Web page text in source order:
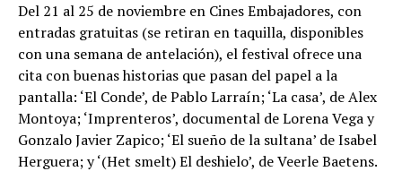
Del 21 al 25 de noviembre en Cines Embajadores, con
entradas gratuitas (se retiran en taquilla, disponibles
con una semana de antelación), el festival ofrece una
cita con buenas historias que pasan del papel a la
pantalla: ‘El Conde’, de Pablo Larraín; ‘La casa’, de Alex
Montoya; ‘Imprenteros’, documental de Lorena Vega y
Gonzalo Javier Zapico; ‘El sueño de la sultana’ de Isabel
Herguera; y ‘(Het smelt) El deshielo’, de Veerle Baetens.